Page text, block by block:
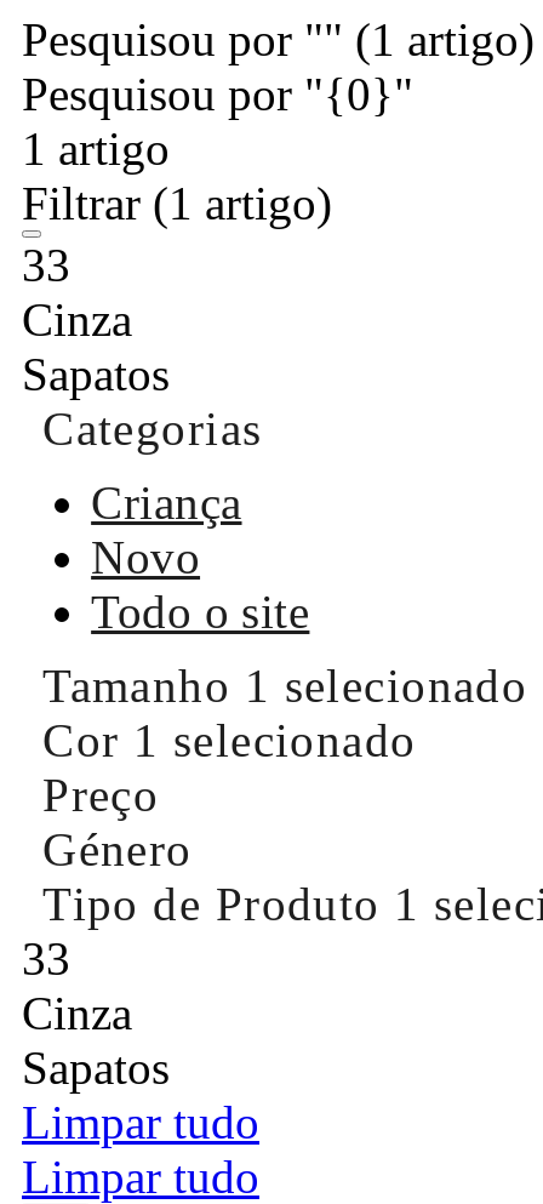
Pesquisou por "" (1 artigo)
Pesquisou por "{0}"
1 artigo
Filtrar (1 artigo)
33
Cinza
Sapatos
Categorias
Criança
Novo
Todo o site
Tamanho 1 selecionado
Cor 1 selecionado
Preço
Género
Tipo de Produto 1
33
Cinza
Sapatos
Limpar tudo
Limpar tudo